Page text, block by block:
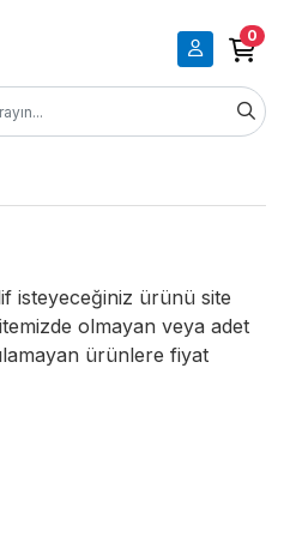
0
isteyeceğiniz ürünü site
olmayan veya adet
ürünlere fiyat